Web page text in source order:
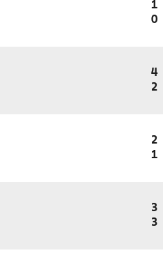
1
0
4
2
2
1
3
3